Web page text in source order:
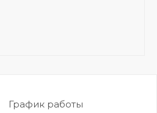
График работы